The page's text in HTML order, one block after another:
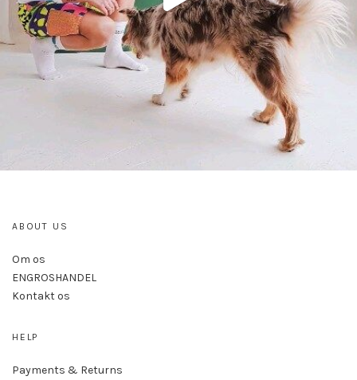
ABOUT US
Om os
ENGROSHANDEL
Kontakt os
HELP
Payments & Returns